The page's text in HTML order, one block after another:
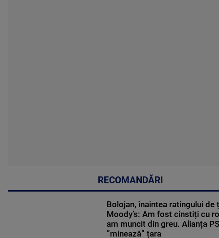
RECOMANDĂRI
Bolojan, înaintea ratingului de
Moody’s: Am fost cinstiți cu
am muncit din greu. Alianța
”minează” țara